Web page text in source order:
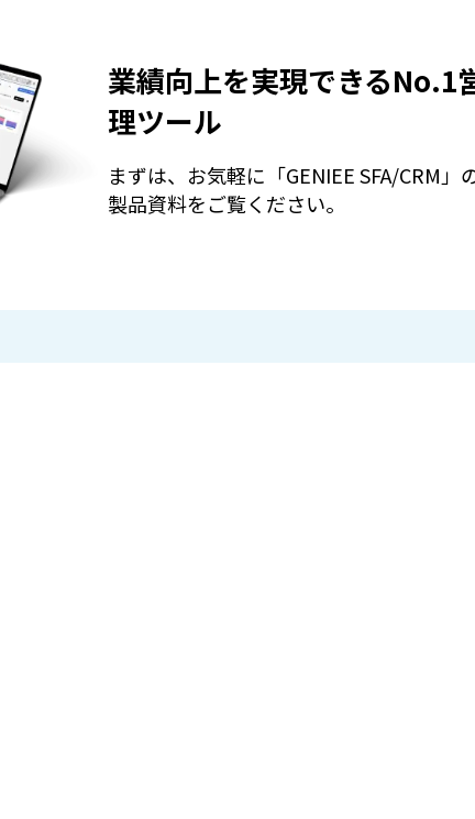
業績向上を実現できるNo.1
理ツール
まずは、お気軽に「GENIEE SFA/CRM」
製品資料をご覧ください。